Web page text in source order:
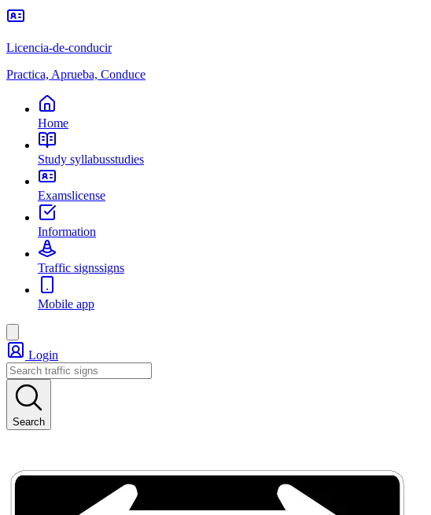
Licencia-de-conducir
Practica, Aprueba, Conduce
Home
Study syllabusstudies
Examslicense
Information
Traffic signssigns
Mobile app
Login
Search